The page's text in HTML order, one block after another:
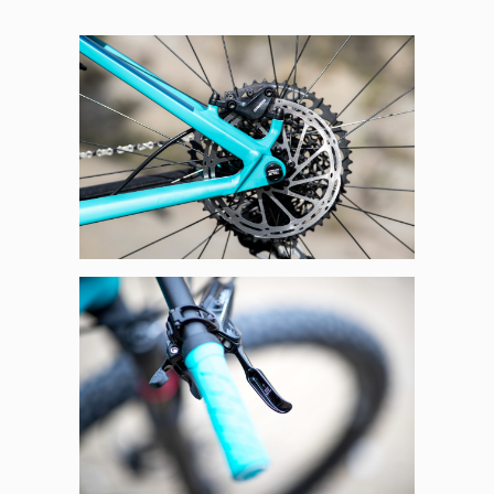
Panneau de gestion des
cookies
En autorisant ces services tiers, vous acceptez le dépôt et la
lecture de cookies et l'utilisation de technologies de suivi
nécessaires à leur bon fonctionnement.
Politique de confidentialité